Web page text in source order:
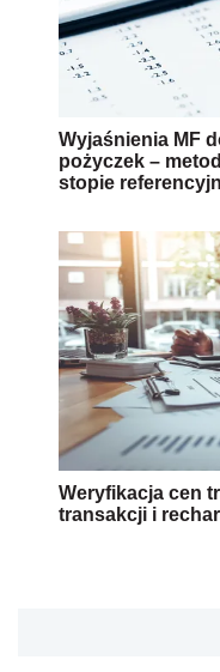
Wyjaśnienia MF
pożyczek –
stopie
Weryfikacja cen
transakcji i